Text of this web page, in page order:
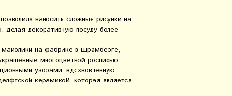
наносить сложные рисунки на
делая декоративную посуду более
майолики на фабрике в Шрамберге,
многоцветной росписью.
узорами, вдохновлённую
керамикой, которая является